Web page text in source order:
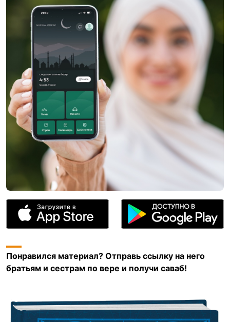
Понравился материал? Отправь ссылку на него
братьям и сестрам по вере и получи саваб!